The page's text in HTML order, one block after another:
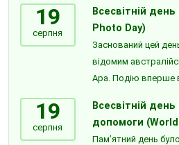
19
серпня
Всесвітній
Photo Day)
Заснований цей
відомим
Ара. Подію вперше
19
серпня
Всесвітній день
допомоги
Пам’ятний день